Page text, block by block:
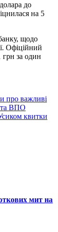
до
на 5
щодо
Офіційний
грн за один
про важливі
та ВПО
квитки
мит на